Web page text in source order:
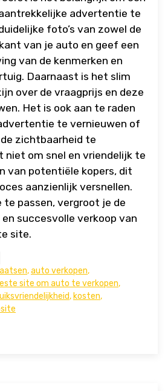
advertentie te
foto’s van zowel de
van je auto en geef een
van de kenmerken en
Daarnaast is het slim
over de vraagprijs en deze
Het is ook aan te raden
te vernieuwen of
zichtbaarheid te
niet om snel en vriendelijk te
van potentiële kopers, dit
aanzienlijk versnellen.
te passen, vergroot je de
en succesvolle verkoop van
site.
,auto verkopen,
site om auto te verkopen,
, kosten,